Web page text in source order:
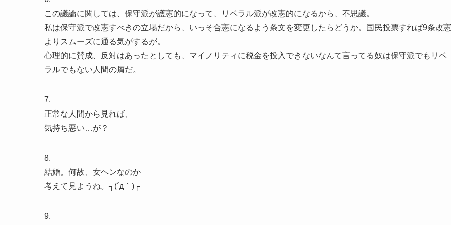
この議論に関しては、保守派が護憲的になって、リベラル派が改憲的になるから、不思議。
私は保守派で改憲すべきの立場だから、いっそ合憲になるよう条文を変更したらどうか。国民投票すれば9条改憲
よりスムーズに通る気がするが。
心理的に賛成、反対はあったとしても、マイノリティに税金を投入できないなんて言ってる奴は保守派でもリベ
ラルでもない人間の屑だ。
7.
正常な人間から見れば、
気持ち悪い…が？
8.
結婚。何故、女ヘンなのか
考えて見ようね。┐(´д｀)┌
9.